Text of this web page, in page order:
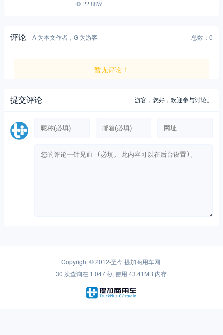
22.88W
评论 A 为本文作者，G 为游客 总数：0
暂无评论！
提交评论 游客，您好，欢迎参与讨论。
Copyright © 2012-至今提加商用车网
30 次查询在 1.047 秒, 使用 43.41MB 内存